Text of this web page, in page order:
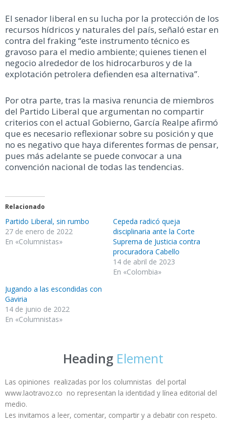
El senador liberal en su lucha por la protección de los
recursos hídricos y naturales del país, señaló estar en
contra del fraking “este instrumento técnico es
gravoso para el medio ambiente; quienes tienen el
negocio alrededor de los hidrocarburos y de la
explotación petrolera defienden esa alternativa”.
Por otra parte, tras la masiva renuncia de miembros
del Partido Liberal que argumentan no compartir
criterios con el actual Gobierno, García Realpe afirmó
que es necesario reflexionar sobre su posición y que
no es negativo que haya diferentes formas de pensar,
pues más adelante se puede convocar a una
convención nacional de todas las tendencias.
Relacionado
Partido Liberal, sin rumbo
27 de enero de 2022
En «Columnistas»
Cepeda radicó queja
disciplinaria ante la Corte
Suprema de Justicia contra
procuradora Cabello
14 de abril de 2023
En «Colombia»
Jugando a las escondidas con
Gaviria
14 de junio de 2022
En «Columnistas»
Heading Element
Las opiniones realizadas por los columnistas del portal
www.laotravoz.co no representan la identidad y línea editorial del
medio.
Les invitamos a leer, comentar, compartir y a debatir con respeto.